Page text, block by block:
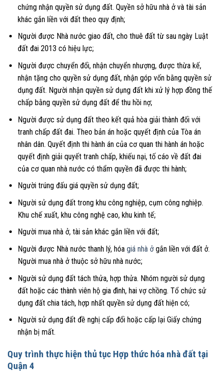
chứng nhận quyền sử dụng đất. Quyền sở hữu nhà ở và tài sản
khác gắn liền với đất theo quy định;
Người được Nhà nước giao đất, cho thuê đất từ sau ngày Luật
đất đai 2013 có hiệu lực;
Người được chuyển đổi, nhận chuyển nhượng, được thừa kế,
nhận tặng cho quyền sử dụng đất, nhận góp vốn bằng quyền sử
dụng đất. Người nhận quyền sử dụng đất khi xử lý hợp đồng thế
chấp bằng quyền sử dụng đất để thu hồi nợ;
Người được sử dụng đất theo kết quả hòa giải thành đối với
tranh chấp đất đai. Theo bản án hoặc quyết định của Tòa án
nhân dân. Quyết định thi hành án của cơ quan thi hành án hoặc
quyết định giải quyết tranh chấp, khiếu nại, tố cáo về đất đai
của cơ quan nhà nước có thẩm quyền đã được thi hành;
Người trúng đấu giá quyền sử dụng đất;
Người sử dụng đất trong khu công nghiệp, cụm công nghiệp.
Khu chế xuất, khu công nghệ cao, khu kinh tế;
Người mua nhà ở, tài sản khác gắn liền với đất;
Người được Nhà nước thanh lý, hóa giá nhà ởgắn liền với đất ở.
Người mua nhà ở thuộc sở hữu nhà nước;
Người sử dụng đất tách thửa, hợp thửa. Nhóm người sử dụng
đất hoặc các thành viên hộ gia đình, hai vợ chồng. Tổ chức sử
dụng đất chia tách, hợp nhất quyền sử dụng đất hiện có;
Người sử dụng đất đề nghị cấp đổi hoặc cấp lại Giấy chứng
nhận bị mất.
Quy trình thực hiện thủ tục Hợp thức hóa nhà đất tại
Quận 4